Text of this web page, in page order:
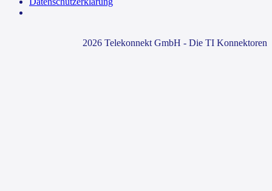
2026 Telekonnekt GmbH - Die TI Konnektoren